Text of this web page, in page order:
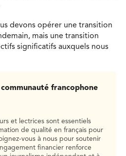
devons opérer une transition
mais une transition
significatifs auxquels nous
francophone
et lectrices sont essentiels
de qualité en français pour
vous à nous pour soutenir
financier renforce